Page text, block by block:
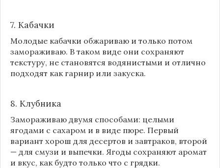
7. Кабачки
Молодые кабачки обжариваю и только потом
замораживаю. В таком виде они сохраняют
текстуру, не становятся водянистыми и отлично
подходят как гарнир или закуска.
8. Клубника
Замораживаю двумя способами: целыми
ягодами с сахаром и в виде пюре. Первый
вариант хорош для десертов и завтраков, второй
— для смузи и выпечки. Ягоды сохраняют аромат
и вкус, как будто только что с грядки.